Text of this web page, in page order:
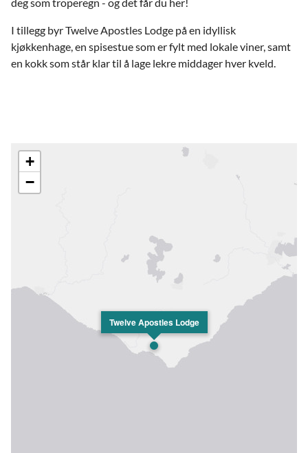
I tillegg byr Twelve Apostles Lodge på en idyllisk
kjøkkenhage, en spisestue som er fylt med lokale viner, samt
en kokk som står klar til å lage lekre middager hver kveld.
Twelve Apostles Lodge
+
−